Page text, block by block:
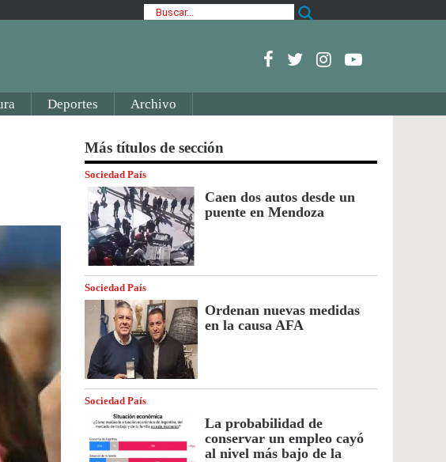
Deportes Archivo
Más títulos de sección
Sociedad País
Caen dos autos desde un
puente en Mendoza
Sociedad País
Ordenan nuevas medidas
en la causa AFA
Sociedad País
La probabilidad de
conservar un empleo cayó
al nivel más bajo de la